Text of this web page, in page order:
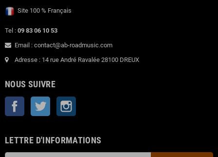
Site 100 % Français
Tel : 09 83 06 10 53
Email : contact@ab-roadmusic.com
Adresse : 14 rue André Ravalée 28100 DREUX
NOUS SUIVRE
Facebook Twitter
LETTRE D'INFORMATIONS